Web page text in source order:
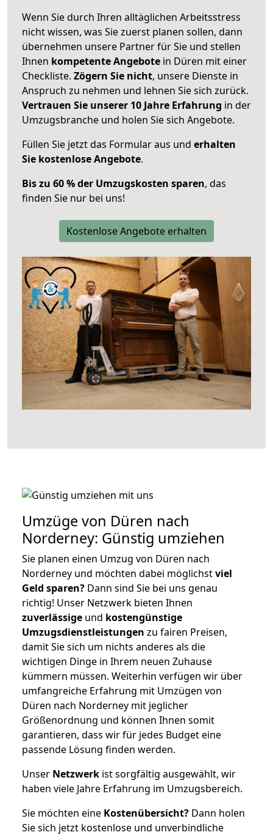
Wenn Sie durch Ihren alltäglichen Arbeitsstress
nicht wissen, was Sie zuerst planen sollen, dann
übernehmen unsere Partner für Sie und stellen
Ihnen kompetente Angebote in Düren mit einer
Checkliste. Zögern Sie nicht, unsere Dienste in
Anspruch zu nehmen und lehnen Sie sich zurück.
Vertrauen Sie unserer 10 Jahre Erfahrung in der
Umzugsbranche und holen Sie sich Angebote.
Füllen Sie jetzt das Formular aus und erhalten
Sie kostenlose Angebote.
Bis zu 60 % der Umzugskosten sparen, das
finden Sie nur bei uns!
Kostenlose Angebote erhalten
Umzüge von Düren nach
Norderney: Günstig umziehen
Sie planen einen Umzug von Düren nach
Norderney und möchten dabei möglichstviel
Geld sparen? Dann sind Sie bei uns genau
richtig! Unser Netzwerk bieten Ihnen
zuverlässige und kostengünstige
Umzugsdienstleistungen zu fairen Preisen,
damit Sie sich um nichts anderes als die
wichtigen Dinge in Ihrem neuen Zuhause
kümmern müssen. Weiterhin verfügen wir über
umfangreiche Erfahrung mit Umzügen von
Düren nach Norderney mit jeglicher
Größenordnung und können Ihnen somit
garantieren, dass wir für jedes Budget eine
passende Lösung finden werden.
Unser Netzwerk ist sorgfältig ausgewählt, wir
haben viele Jahre Erfahrung im Umzugsbereich.
Sie möchten eine Kostenübersicht? Dann holen
Sie sich jetzt kostenlose und unverbindliche